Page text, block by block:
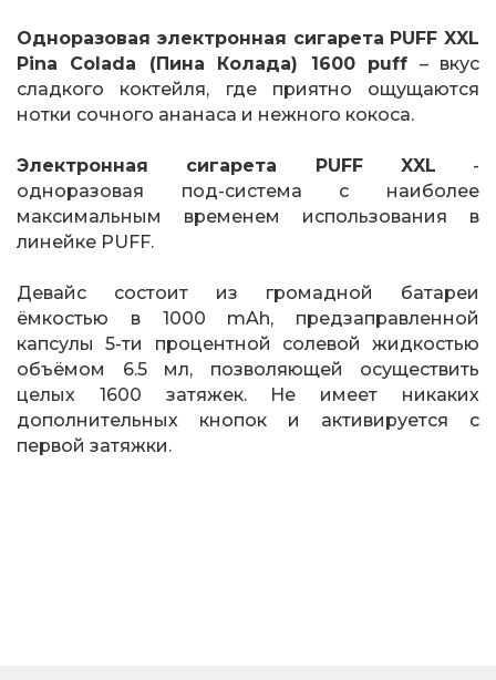
Одноразовая электронная сигарета PUFF XXL
Pina Colada (Пина Колада) 1600 puff – вкус
сладкого коктейля, где приятно ощущаются
нотки сочного ананаса и нежного кокоса.
Электронная сигарета PUFF XXL -
одноразовая под-система с наиболее
максимальным временем использования в
линейке PUFF.
Девайс состоит из громадной батареи
ёмкостью в 1000 mAh, предзаправленной
капсулы 5-ти процентной солевой жидкостью
объёмом 6.5 мл, позволяющей осуществить
целых 1600 затяжек. Не имеет никаких
дополнительных кнопок и активируется с
первой затяжки.